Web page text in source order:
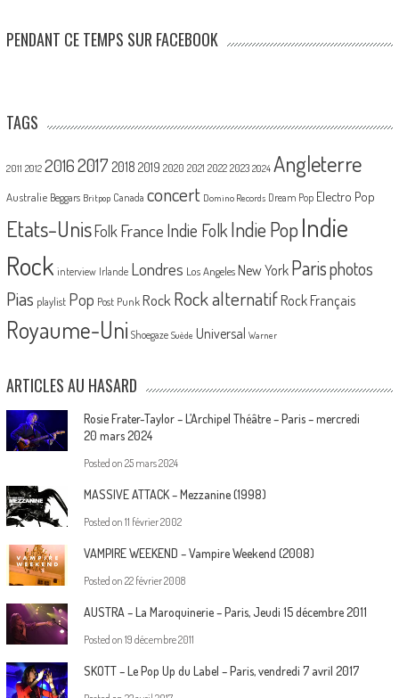
PENDANT CE TEMPS SUR FACEBOOK
TAGS
2011 2012 20162017 2018 2019 2020 2021 2022 2023 2024 Angleterre
Australie Beggars Britpop Canada concert Domino Records Dream Pop Electro Pop
Etats-UnisFolk France Indie Folk Indie PopIndie
Rock interview Irlande Londres Los Angeles New York Parisphotos
Pias playlist Pop Post Punk Rock Rock alternatif Rock Français
Royaume-Uni Shoegaze Suède Universal Warner
ARTICLES AU HASARD
Rosie Frater-Taylor – L’Archipel Théâtre – Paris – mercredi
20 mars 2024
Posted on 25 mars 2024
MASSIVE ATTACK – Mezzanine (1998)
Posted on 11 février 2002
VAMPIRE WEEKEND – Vampire Weekend (2008)
Posted on 22 février 2008
AUSTRA – La Maroquinerie – Paris, Jeudi 15 décembre 2011
Posted on 19 décembre 2011
SKOTT – Le Pop Up du Label – Paris, vendredi 7 avril 2017